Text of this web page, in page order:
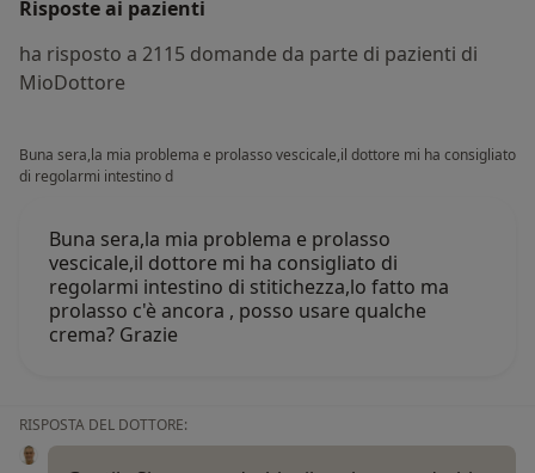
Risposte ai pazienti
ha risposto a 2115 domande da parte di pazienti di
MioDottore
Buna sera,la mia problema e prolasso vescicale,il dottore mi ha consigliato
di regolarmi intestino d
Buna sera,la mia problema e prolasso
vescicale,il dottore mi ha consigliato di
regolarmi intestino di stitichezza,lo fatto ma
prolasso c'è ancora , posso usare qualche
crema? Grazie
RISPOSTA DEL DOTTORE: